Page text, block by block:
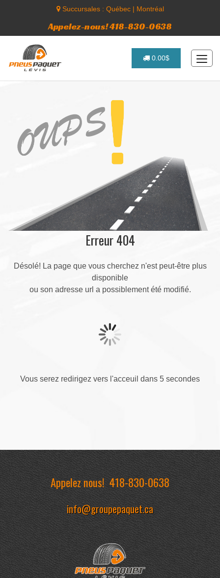
Succursales : Québec| Montréal
Appelez-nous! 418-830-0638
0.00$
Erreur 404
Désolé! La page que vous cherchez n'est peut-être plus
disponible
ou son adresse url a possiblement été modifié.
Vous serez redirigez vers l'acceuil dans 5 secondes
Appelez nous!418-830-0638
info@groupepaquet.ca